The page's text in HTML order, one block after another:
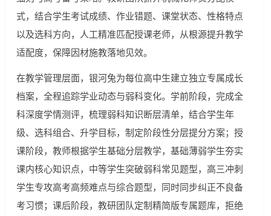
式，结合学生考试成绩、作业错题、课堂状态、性格特点
以及选科方向，人工精准匹配授课老师，从根源提升教学
适配度，保障因材施教落地见效。
在教学管理层面，银河兔为每位高中生建立独立专属成长
档案，全程追踪学业动态与弱科变化。学前阶段，完成全
科深度学情测评，梳理弱科知识断层清单，结合学生年
级、选科组合、升学目标，制定阶段性分层提分方案；授
课阶段，教师根据学生基础分层教学，基础薄弱学生夯实
课内核心知识点，中等学生突破弱科常见题型，高三冲刺
学生专攻高考高频难点与综合题型，同时同步纠正不良备
考习惯；课后阶段，教研团队定制精简版专属题库，拒绝